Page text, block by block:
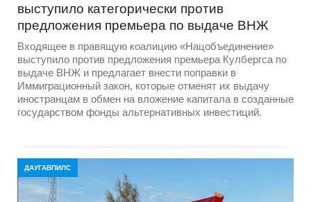
выступило категорически против
предложения премьера по выдаче ВНЖ
Входящее в правящую коалицию «Нацобъединение»
выступило против предложения премьера Кулбергса по
выдаче ВНЖ и предлагает внести поправки в
Иммиграционный закон, которые отменят их выдачу
иностранцам в обмен на вложение капитала в созданные
государством фонды альтернативных инвестиций.
ДАУГАВПИЛС